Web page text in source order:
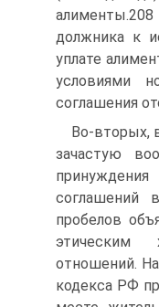
должника к
уплате
условиями
соглашения
Во-вторых,
зачастую
соглашений
пробелов
этическим
отношений.
кодекса РФ